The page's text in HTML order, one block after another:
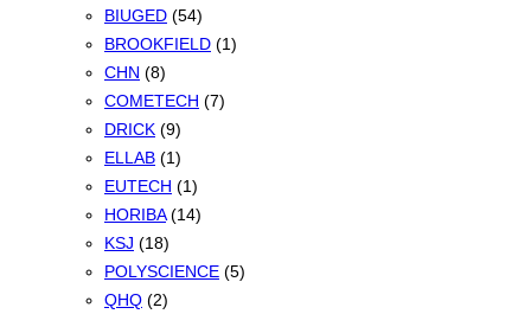
BIUGED (54)
BROOKFIELD (1)
CHN (8)
COMETECH (7)
DRICK (9)
ELLAB (1)
EUTECH (1)
HORIBA (14)
KSJ (18)
POLYSCIENCE (5)
QHQ (2)